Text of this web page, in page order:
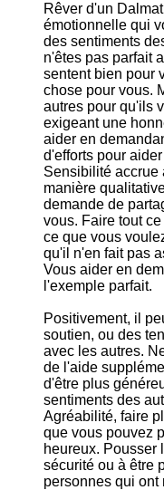
Rêver d'un
émotionnelle qui
des sentiments
n'êtes pas parfait
sentent bien pour
chose pour vous.
autres pour qu'ils
exigeant une
aider en
d'efforts pour
Sensibilité accrue
manière
demande de
vous. Faire tout
ce que vous
qu'il n'en fait pas
Vous aider en
l'exemple parfait.
Positivement, il
soutien, ou des
avec les autres.
de l'aide
d'être plus
sentiments des
Agréabilité, faire
que vous pouvez
heureux. Pousser
sécurité ou à être
personnes qui ont